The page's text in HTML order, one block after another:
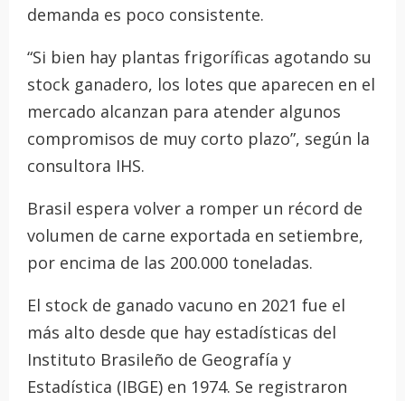
demanda es poco consistente.
“Si bien hay plantas frigoríficas agotando su
stock ganadero, los lotes que aparecen en el
mercado alcanzan para atender algunos
compromisos de muy corto plazo”, según la
consultora IHS.
Brasil espera volver a romper un récord de
volumen de carne exportada en setiembre,
por encima de las 200.000 toneladas.
El stock de ganado vacuno en 2021 fue el
más alto desde que hay estadísticas del
Instituto Brasileño de Geografía y
Estadística (IBGE) en 1974. Se registraron